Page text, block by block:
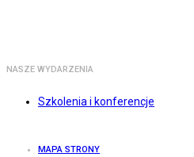
NASZE WYDARZENIA
Szkolenia i konferencje
MAPA STRONY